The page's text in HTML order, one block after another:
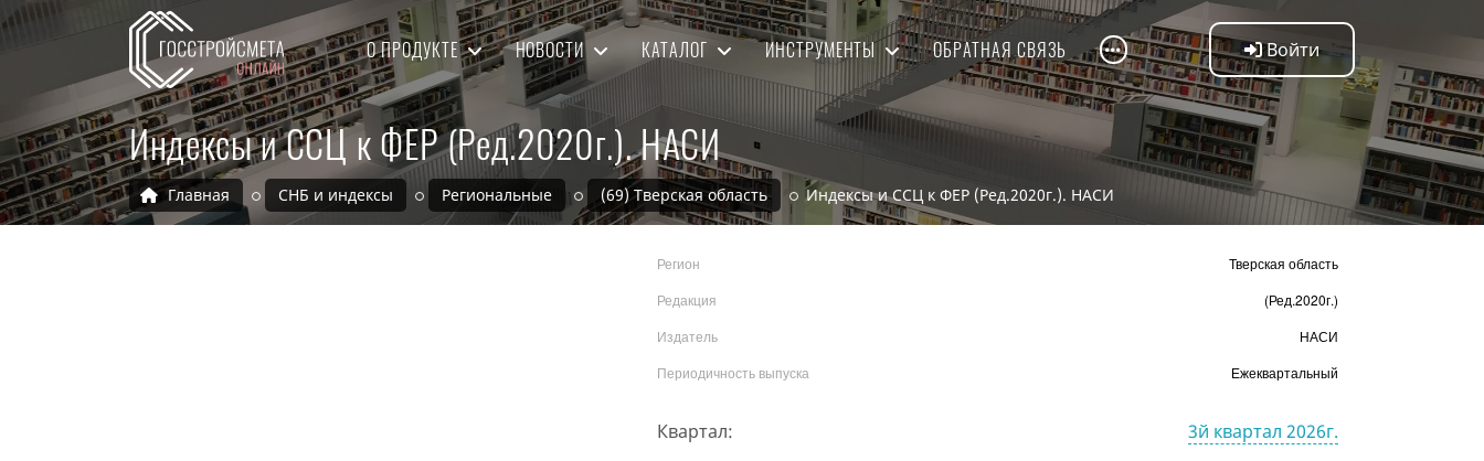
Войти
О ПРОДУКТЕ НОВОСТИ КАТАЛОГ ИНСТРУМЕНТЫ ОБРАТНАЯ СВЯЗЬ
Индексы и ССЦ к ФЕР (Ред.2020г.). НАСИ
Главная СНБ и индексы Региональные (69) Тверская область Индексы и ССЦ к ФЕР (Ред.2020г.). НАСИ
Регион
Тверская область
Редакция
(Ред.2020г.)
Издатель
НАСИ
Периодичность выпуска
Ежеквартальный
Квартал: 3й квартал 2026г.